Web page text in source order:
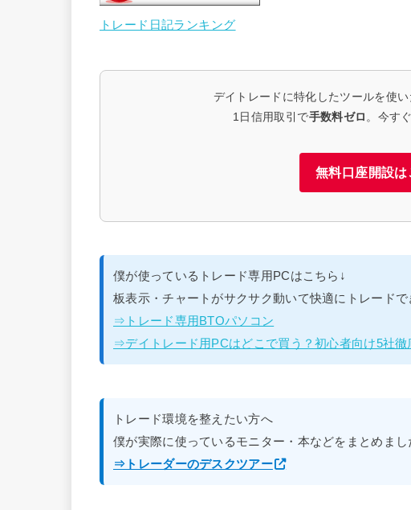
トレード日記ランキング
デイトレードに特化したツールを使
1日信用取引で手数料ゼロ 。今す
無料口座開設は
僕が使っているトレード専用PCはこちら↓
板表示・チャートがサクサク動いて快適にトレードで
⇒トレード専用BTOパソコン
⇒デイトレード用PCはどこで買う？初心者向け5社徹
トレード環境を整えたい方へ
僕が実際に使っているモニター・本などをまとめまし
⇒トレーダーのデスクツアー